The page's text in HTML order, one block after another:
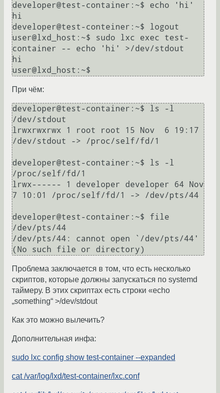
developer@test-container:~$ echo 'hi'
hi
developer@test-conteiner:~$ logout
user@lxd_host:~$ sudo lxc exec test-
container -- echo 'hi' >/dev/stdout
hi
При чём:
developer@test-container:~$ ls -l
/dev/stdout
lrwxrwxrwx 1 root root 15 Nov  6 19:17
/dev/stdout -> /proc/self/fd/1
developer@test-container:~$ ls -l
/proc/self/fd/1
lrwx------ 1 developer developer 64 Nov
7 10:01 /proc/self/fd/1 -> /dev/pts/44
developer@test-container:~$ file
/dev/pts/44
/dev/pts/44: cannot open `/dev/pts/44'
Проблема заключается в том, что есть несколько
скриптов, которые должны запускаться по systemd
таймеру. В этих скриптах есть строки «echo
„something“ >/dev/stdout
Как это можно вылечить?
Дополнительная инфа:
sudo lxc config show test-container --expanded
cat /var/log/lxd/test-container/lxc.conf